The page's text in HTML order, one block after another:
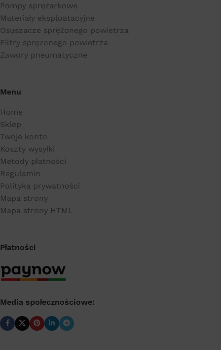
Pompy sprężarkowe
Materiały eksploatacyjne
Osuszacze sprężonego powietrza
Filtry sprężonego powietrza
Zawory pneumatyczne
Menu
Home
Sklep
Twoje konto
Koszty wysyłki
Metody płatności
Regulamin
Polityka prywatności
Mapa strony
Mapa strony HTML
Płatności
Media społecznościowe: